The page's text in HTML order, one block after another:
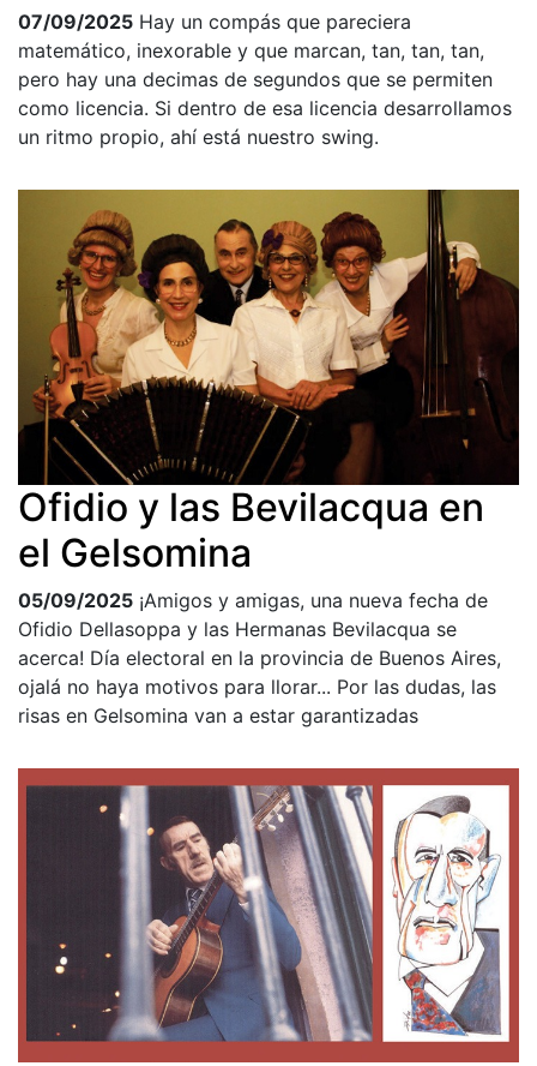
07/09/2025 Hay un compás que pareciera
matemático, inexorable y que marcan, tan, tan, tan,
pero hay una decimas de segundos que se permiten
como licencia. Si dentro de esa licencia desarrollamos
un ritmo propio, ahí está nuestro swing.
Ofidio y las Bevilacqua en
el Gelsomina
05/09/2025 ¡Amigos y amigas, una nueva fecha de
Ofidio Dellasoppa y las Hermanas Bevilacqua se
acerca! Día electoral en la provincia de Buenos Aires,
ojalá no haya motivos para llorar... Por las dudas, las
risas en Gelsomina van a estar garantizadas